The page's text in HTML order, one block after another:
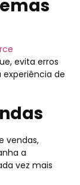
evita erros
de
vendas,
a
vez mais